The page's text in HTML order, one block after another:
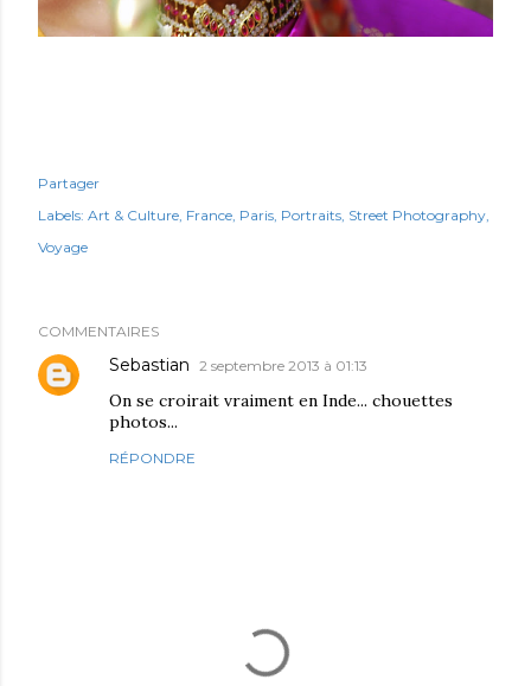
Partager
Labels: Art & Culture France Paris Portraits Street Photography
Voyage
COMMENTAIRES
Sebastian 2 septembre 2013 à 01:13
On se croirait vraiment en Inde... chouettes
photos...
RÉPONDRE